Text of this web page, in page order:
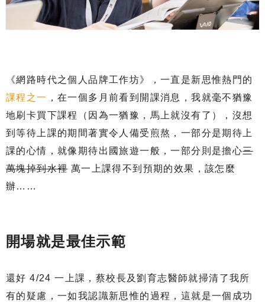
《網路時代之個人品牌工作坊》，一直是新思惟熱門的
課程之一 ，在一個多月前看到開課消息，我就毫不猶豫
地刷卡買下課程（因為一猶豫，馬上就沒有了），沒想
到等待上課的期間著實令人備受煎熬，一部分是期待上
課的心情，就像期待出國旅遊一般，一部分則是擔心三
萬塊掉到水裡萬一上課得不到預期的效果，該怎麼
辦……
開場就是最佳示範
還好 4/24 一上課，蔡校長及劉育志醫師就掃清了我所
有的疑慮，一如我認識新思惟的過程，這就是一個成功